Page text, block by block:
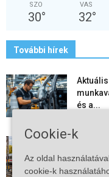
SZO
30°
VAS
32°
További hírek
és a...
Vitézy
Cookie-k
Az oldal
cookie-k